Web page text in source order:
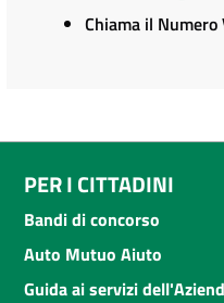
Chiama il
PER I CITTADINI
Bandi di concorso
Auto Mutuo Aiuto
Guida ai servizi